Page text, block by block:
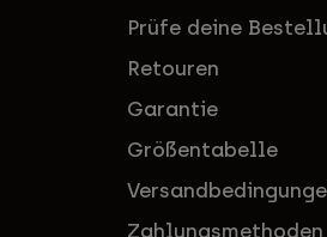
Prüfe deine
Retouren
Garantie
Größentabelle
Zahlungsmethoden